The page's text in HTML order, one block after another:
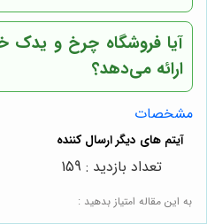
آیا فروشگاه چرخ و یدک
ارائه می‌دهد؟
مشخصات
به این مقاله امتیاز بدهید :
تعداد بازدید : 159